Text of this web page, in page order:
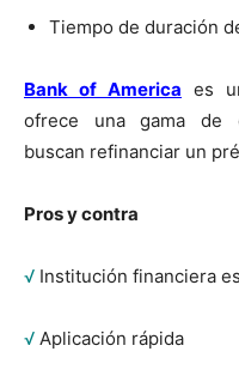
Tiempo de duración
Bank of America es
ofrece una gama de
buscan refinanciar un
Pros y contra
√ Institución financiera
√ Aplicación rápida